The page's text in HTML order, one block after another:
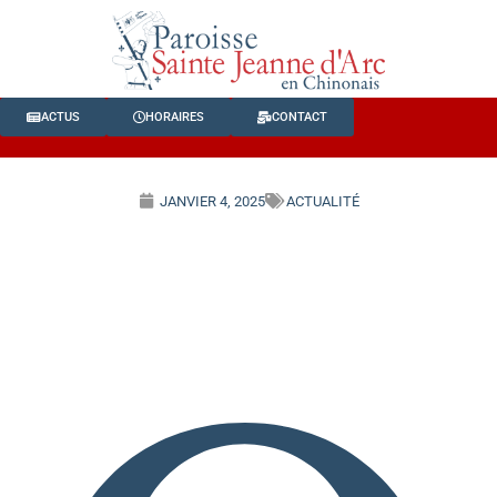
ACTUS HORAIRES CONTACT
JANVIER 4, 2025 ACTUALITÉ